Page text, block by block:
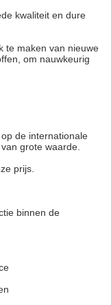
kwaliteit en dure
te maken van nieuwe
om nauwkeurig
de internationale
grote waarde.
prijs.
binnen de